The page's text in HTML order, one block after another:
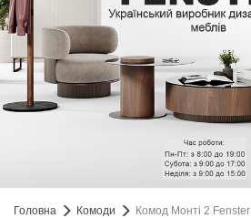
Головна Комоди Комод Монті 2 Fenster